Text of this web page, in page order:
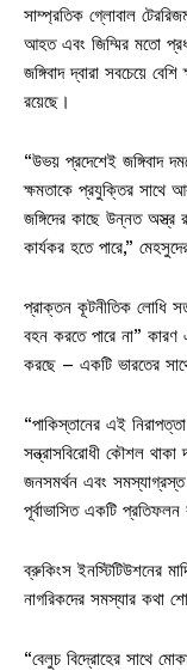
সাম্প্রতিক গ্লোবাল
আহত এবং জিম্মির মতো
জঙ্গিবাদ দ্বারা সবচেয়ে
রয়েছে।
“উভয় প্রদেশেই জঙ্গিবাদ
ক্ষমতাকে প্রযুক্তির
জঙ্গিদের কাছে উন্নত অস্ত্র
কার্যকর হতে পারে,”
প্রাক্তন কূটনীতিক লোধি
বহন করতে পারে না” কারণ
করছে – একটি ভারতের
“পাকিস্তানের এই
সন্ত্রাসবিরোধী কৌশল থাকা
জনসমর্থন এবং
পূর্বাভাসিত একটি
ব্রুকিংস ইনস্টিটিউশনের
নাগরিকদের সমস্যার কথা
“বেলুচ বিদ্রোহের সাথে